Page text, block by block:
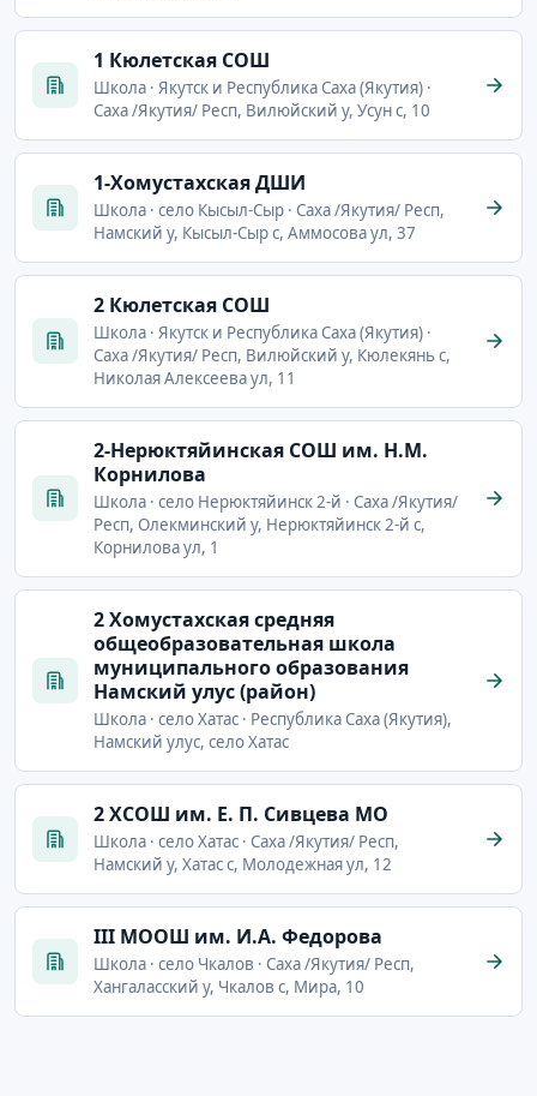
1 Кюлетская СОШ
Школа · Якутск и Республика Саха (Якутия) ·
Саха /Якутия/ Респ, Вилюйский у, Усун с, 10
1-Хомустахская ДШИ
Школа · село Кысыл-Сыр · Саха /Якутия/ Респ,
Намский у, Кысыл-Сыр с, Аммосова ул, 37
2 Кюлетская СОШ
Школа · Якутск и Республика Саха (Якутия) ·
Саха /Якутия/ Респ, Вилюйский у, Кюлекянь с,
Николая Алексеева ул, 11
2-Нерюктяйинская СОШ им. Н.М.
Корнилова
Школа · село Нерюктяйинск 2-й · Саха /Якутия/
Респ, Олекминский у, Нерюктяйинск 2-й с,
Корнилова ул, 1
2 Хомустахская средняя
общеобразовательная школа
муниципального образования
Намский улус (район)
Школа · село Хатас · Республика Саха (Якутия),
Намский улус, село Хатас
2 ХСОШ им. Е. П. Сивцева МО
Школа · село Хатас · Саха /Якутия/ Респ,
Намский у, Хатас с, Молодежная ул, 12
III МООШ им. И.А. Федорова
Школа · село Чкалов · Саха /Якутия/ Респ,
Хангаласский у, Чкалов с, Мира, 10